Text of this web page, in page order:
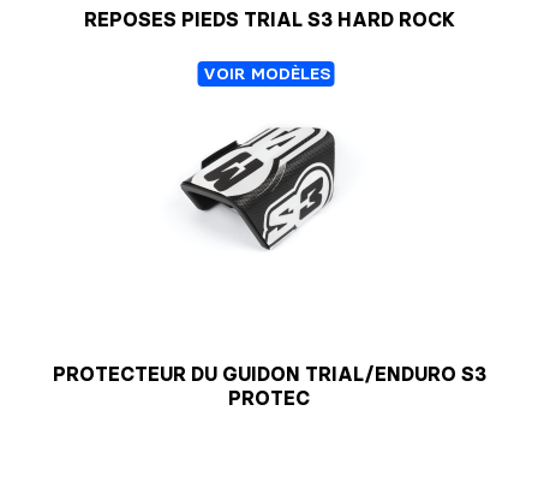
REPOSES PIEDS TRIAL S3 HARD ROCK
VOIR MODÈLES
PROTECTEUR DU GUIDON TRIAL/ENDURO S3
PROTEC